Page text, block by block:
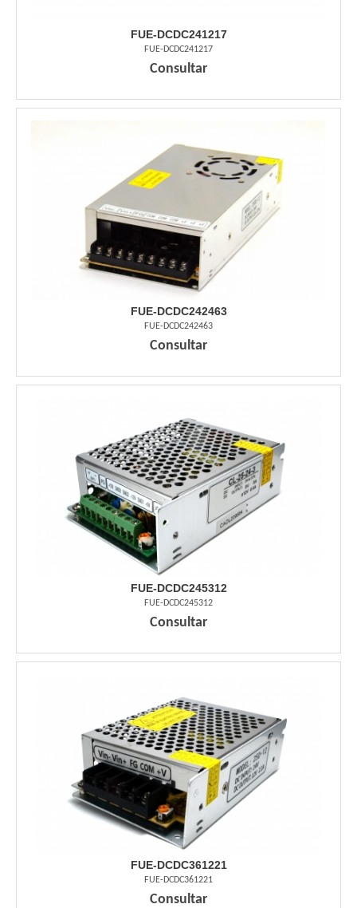
FUE-DCDC241217
FUE-DCDC241217
Consultar
FUE-DCDC242463
FUE-DCDC242463
Consultar
FUE-DCDC245312
FUE-DCDC245312
Consultar
FUE-DCDC361221
FUE-DCDC361221
Consultar